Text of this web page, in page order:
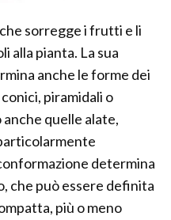
sorregge i frutti e li
alla pianta. La sua
anche le forme dei
piramidali o
quelle alate,
determina
che può essere definita
più o meno